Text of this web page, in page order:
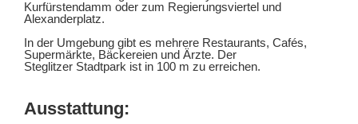
Kurfürstendamm oder zum Regierungsviertel und
Alexanderplatz.
In der Umgebung gibt es mehrere Restaurants, Cafés,
Supermärkte, Bäckereien und Ärzte. Der
Steglitzer Stadtpark ist in 100 m zu erreichen.
Ausstattung: